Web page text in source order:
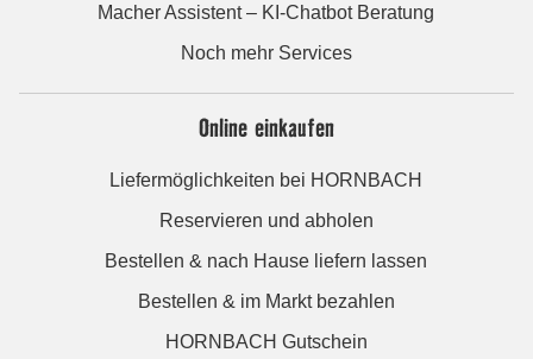
Macher Assistent – KI-Chatbot Beratung
Noch mehr Services
Online einkaufen
Liefermöglichkeiten bei HORNBACH
Reservieren und abholen
Bestellen & nach Hause liefern lassen
Bestellen & im Markt bezahlen
HORNBACH Gutschein